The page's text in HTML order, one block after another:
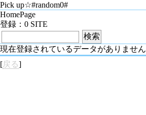
Pick up☆#random0#
HomePage
登録：0 SITE
現在登録されているデータがありません
[戻る]